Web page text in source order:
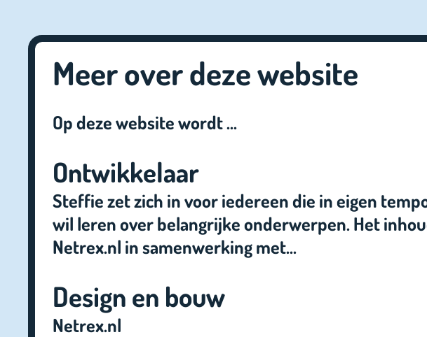
Meer over deze website
Op deze website wordt ...
Ontwikkelaar
Steffie zet zich in voor iedereen die in eigen
wil leren over belangrijke onderwerpen. Het
Netrex.nl in samenwerking met...
Design en bouw
Netrex.nl